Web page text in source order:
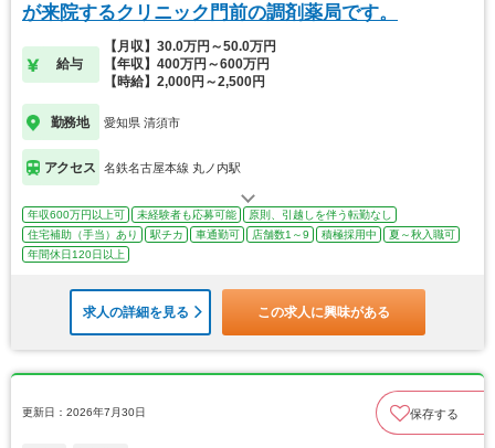
が来院するクリニック門前の調剤薬局です。
給与
【月収】30.0万円～50.0万円
【年収】400万円～600万円
【時給】2,000円～2,500円
勤務地 愛知県 清須市
アクセス 名鉄名古屋本線 丸ノ内駅
年収600万円以上可 未経験者も応募可能
原則、引越しを伴う転勤なし
住宅補助（手当）あり
駅チカ 車通勤可 店舗数1～9 積極採用中
夏～秋入職可
年間休日120日以上
求人の詳細を見る この求人に興味がある
更新日：2026年7月30日 保存する